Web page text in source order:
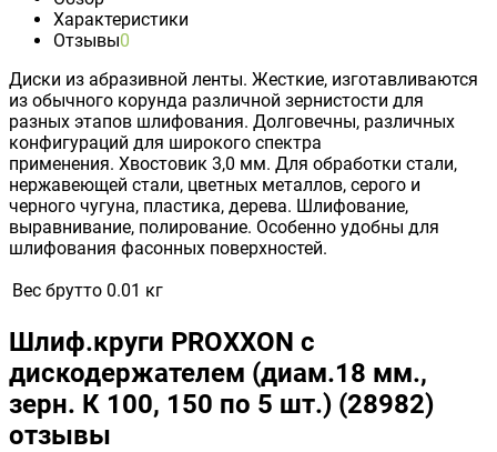
Характеристики
Отзывы0
Диски из абразивной ленты. Жесткие, изготавливаются
из обычного корунда различной зернистости для
разных этапов шлифования. Долговечны, различных
конфигураций для широкого спектра
применения. Хвостовик 3,0 мм. Для обработки стали,
нержавеющей стали, цветных металлов, серого и
черного чугуна, пластика, дерева. Шлифование,
выравнивание, полирование. Особенно удобны для
шлифования фасонных поверхностей.
Вес брутто 0.01 кг
Шлиф.круги PROXXON с
дискодержателем (диам.18 мм.,
зерн. К 100, 150 по 5 шт.) (28982)
отзывы